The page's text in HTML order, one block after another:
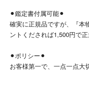
※箱は撮影用の為付属致しま
【送料】
【配送について】
⚫︎鑑定書付属可能⚫︎
確実に正規品ですが、『
ントくだされば1,500円で
⚫︎ポリシー⚫︎
お客様第一で、一点一点大
行い、高品質で迅速丁寧